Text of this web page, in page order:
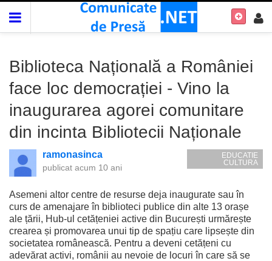
Biblioteca Națională a României
face loc democrației - Vino la
inaugurarea agorei comunitare
din incinta Bibliotecii Naționale
ramonasinca
publicat acum 10 ani
EDUCATIE
CULTURA
Asemeni altor centre de resurse deja inaugurate sau în
curs de amenajare în biblioteci publice din alte 13 orașe
ale țării, Hub-ul cetățeniei active din București urmărește
crearea și promovarea unui tip de spațiu care lipsește din
societatea românească. Pentru a deveni cetățeni cu
adevărat activi, românii au nevoie de locuri în care să se